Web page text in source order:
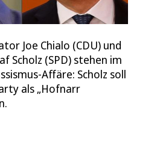
Joe Chialo (CDU) und
Scholz (SPD) stehen im
Affäre: Scholz soll
als „Hofnarr